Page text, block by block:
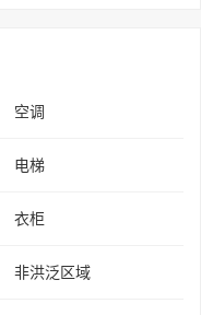
空调
电梯
衣柜
非洪泛区域